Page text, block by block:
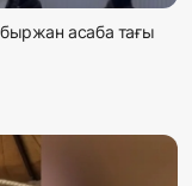
асаба тағы